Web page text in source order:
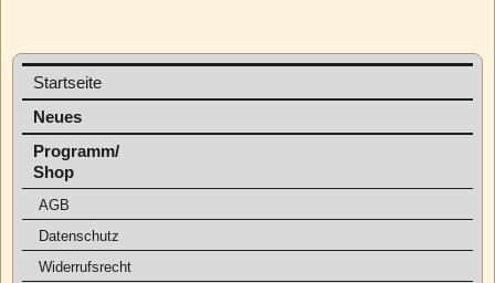
Startseite
Neues
Programm/
Shop
AGB
Datenschutz
Widerrufsrecht